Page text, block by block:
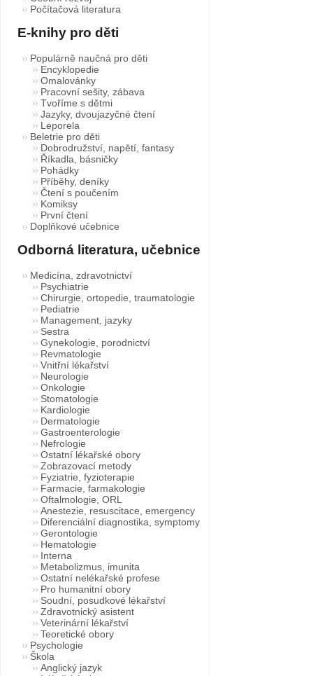
Počítačová literatura
E-knihy pro děti
Populárně naučná pro děti
Encyklopedie
Omalovánky
Pracovní sešity, zábava
Tvoříme s dětmi
Jazyky, dvoujazyčné čtení
Leporela
Beletrie pro děti
Dobrodružství, napětí, fantasy
Říkadla, básničky
Pohádky
Příběhy, deníky
Čtení s poučením
Komiksy
První čtení
Doplňkové učebnice
Odborná literatura, učebnice
Medicína, zdravotnictví
Psychiatrie
Chirurgie, ortopedie, traumatologie
Pediatrie
Management, jazyky
Sestra
Gynekologie, porodnictví
Revmatologie
Vnitřní lékařství
Neurologie
Onkologie
Stomatologie
Kardiologie
Dermatologie
Gastroenterologie
Nefrologie
Ostatní lékařské obory
Zobrazovací metody
Fyziatrie, fyzioterapie
Farmacie, farmakologie
Oftalmologie, ORL
Anestezie, resuscitace, emergency
Diferenciální diagnostika, symptomy
Gerontologie
Hematologie
Interna
Metabolizmus, imunita
Ostatní nelékařské profese
Pro humanitní obory
Soudní, posudkové lékařství
Zdravotnický asistent
Veterinární lékařství
Teoretické obory
Psychologie
Škola
Anglický jazyk